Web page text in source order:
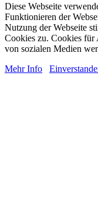
Diese Webseite
Funktionieren der
Nutzung der Webseite
Cookies zu. Cookies für
von sozialen Medien
Mehr Info